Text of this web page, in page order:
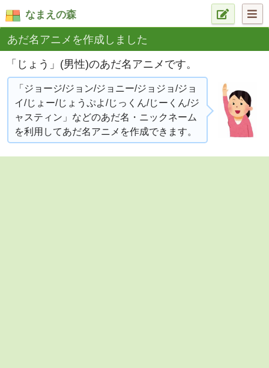
なまえの森
あだ名アニメを作成しました
「じょう」(男性)のあだ名アニメです。
「ジョージ/ジョン/ジョニー/ジョジョ/ジョ
イ/じょー/じょうぷよ/じっくん/じーくん/ジ
ャスティン」などのあだ名・ニックネーム
を利用してあだ名アニメを作成できます。